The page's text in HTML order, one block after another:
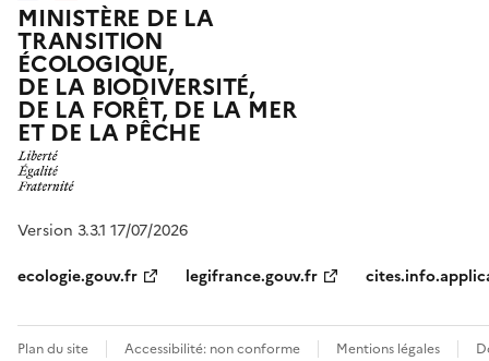
MINISTÈRE DE LA
TRANSITION
ÉCOLOGIQUE,
DE LA BIODIVERSITÉ,
DE LA FORÊT, DE LA MER
ET DE LA PÊCHE
Version 3.3.1 17/07/2026
ecologie.gouv.fr
legifrance.gouv.fr
Plan du site Accessibilité: non conforme Mentions légales